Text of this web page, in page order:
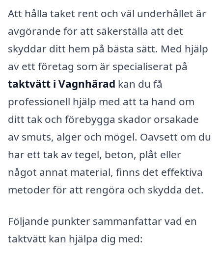
Att hålla taket rent och väl underhållet är
avgörande för att säkerställa att det
skyddar ditt hem på bästa sätt. Med hjälp
av ett företag som är specialiserat på
taktvätt i Vagnhärad kan du få
professionell hjälp med att ta hand om
ditt tak och förebygga skador orsakade
av smuts, alger och mögel. Oavsett om du
har ett tak av tegel, beton, plåt eller
något annat material, finns det effektiva
metoder för att rengöra och skydda det.
Följande punkter sammanfattar vad en
taktvätt kan hjälpa dig med: